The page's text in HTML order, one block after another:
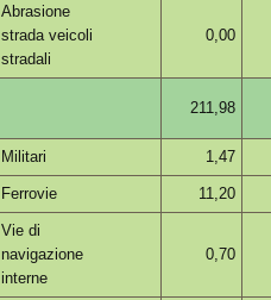
Abrasione
strada veicoli
stradali
0,00
211,98
Militari 1,47
Ferrovie 11,20
Vie di
navigazione
interne
0,70